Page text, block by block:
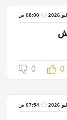
08:00 ص
0
0
07:54 ص